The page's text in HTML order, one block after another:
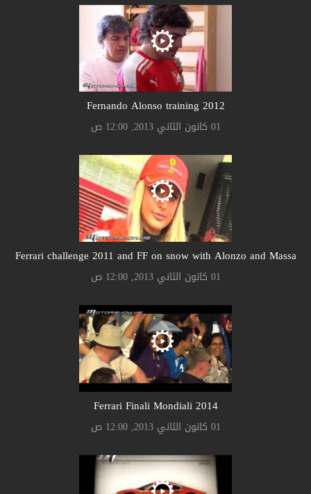
Fernando Alonso training 2012
01 كانون الثاني 2013, 12:00 ص
Ferrari challenge 2011 and FF on snow with Alonzo and Massa
01 كانون الثاني 2013, 12:00 ص
Ferrari Finali Mondiali 2014
01 كانون الثاني 2013, 12:00 ص